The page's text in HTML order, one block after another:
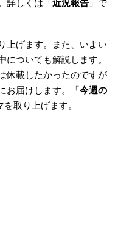
詳しくは「近況報告 」で
上げます。また、いよい
についても解説します。
休載したかったのですが
お届けします。「今週の
取り上げます。